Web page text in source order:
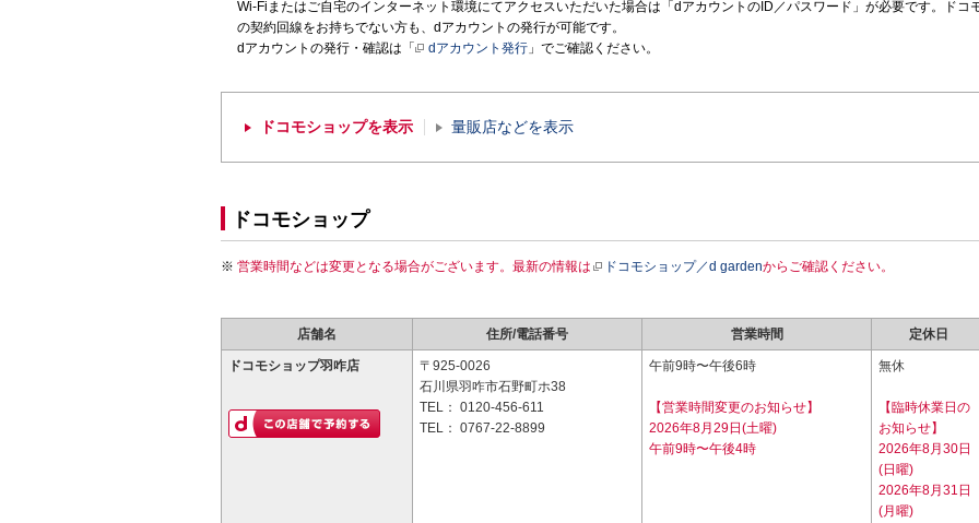
Wi-Fiまたはご自宅のインターネット環境にてアクセスいただいた場合は「dアカウントのID／パスワード」が必要です。ドコ
の契約回線をお持ちでない方も、dアカウントの発行が可能です。
dアカウントの発行・確認は「
dアカウント発行 」でご確認ください。
ドコモショップを表示 量販店などを表示
ドコモショップ
営業時間などは変更となる場合がございます。最新の情報は ドコモショップ／d gardenからご確認ください。
店舗名 住所/電話番号 営業時間 定休日
ドコモショップ羽咋店
〒925-0026
石川県羽咋市石野町ホ38
TEL： 0120-456-611
TEL： 0767-22-8899
午前9時〜午後6時
【営業時間変更のお知らせ】
2026年8月29日(土曜)
午前9時〜午後4時
無休
【臨時休業日の
お知らせ】
2026年8月30日
(日曜)
2026年8月31日
(月曜)